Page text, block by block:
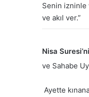
Senin izninle
ve akıl ver.”
Nisa
ve Sahabe
Ayette